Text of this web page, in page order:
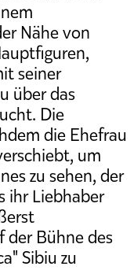
Nähe von
seiner
über das
Die
die Ehefrau
um
zu sehen, der
ihr Liebhaber
der Bühne des
Sibiu zu